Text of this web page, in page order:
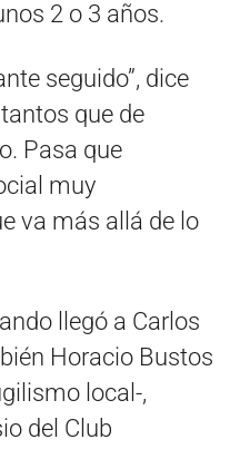
2 o 3 años.
seguido”, dice
que de
Pasa que
muy
va más allá de lo
llegó a Carlos
Horacio Bustos
local-,
del Club